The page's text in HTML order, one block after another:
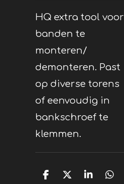
HQ extra tool voor
banden te
monteren/
demonteren. Past
op diverse torens
of eenvoudig in
bankschroef te
klemmen.
D
D
S
D